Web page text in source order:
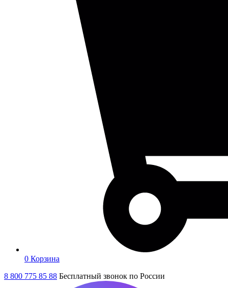
0 Корзина
8 800 775 85 88 Бесплатный звонок по России